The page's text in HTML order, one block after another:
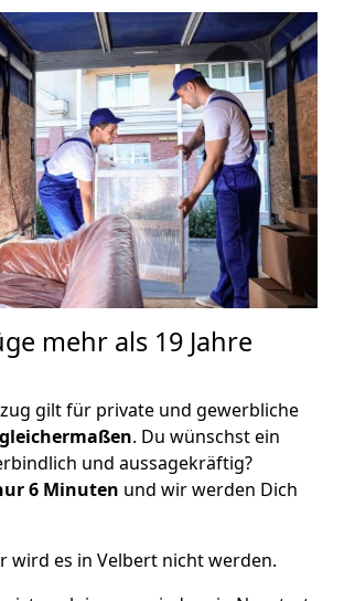
mehr als 19 Jahre
gilt für private und gewerbliche
. Du wünschst ein
und aussagekräftig?
6 Minuten und wir werden Dich
wird es in Velbert nicht werden.